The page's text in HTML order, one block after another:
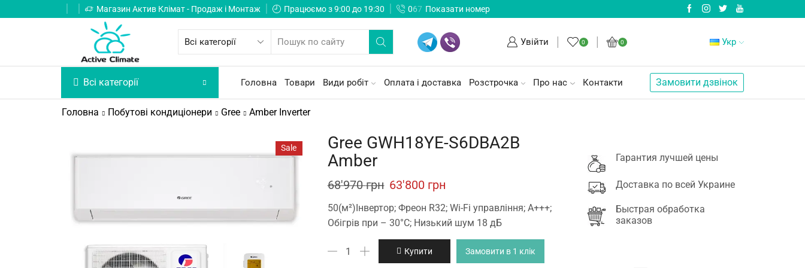
Магазин Актив Клімат - Продаж і Монтаж Працюємо з 9:00 до 19:30 067 Показати номер
Увійти 0 0 Укр
Всі категорії Головна Товари Види робіт Оплата і доставка Розстрочка Про нас Контакти Замовити дзвінок
Головна Побутові кондиціонери Gree Amber Inverter
Sale
Gree GWH18YE-S6DBA2B
Amber
68'970грн Original
price
was:
68'970 грн.
63'800 грн
price
is:
63'800 грн.
50(м²)Інвертор; Фреон R32; Wi-Fi управління; А+++;
Обігрів при – 30°С; Низький шум 18 дБ
Купити Замовити в 1 клік
Гарантия лучшей цены
Доставка по всей Украине
Быстрая обработка
заказов